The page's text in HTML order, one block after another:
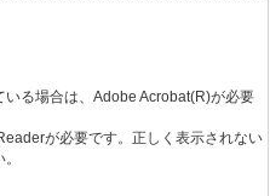
る場合は、Adobe Acrobat(R)が必要
が必要です。正しく表示されない